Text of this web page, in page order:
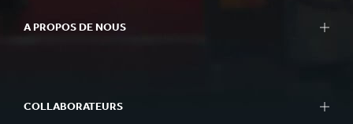
A PROPOS DE NOUS
COLLABORATEURS